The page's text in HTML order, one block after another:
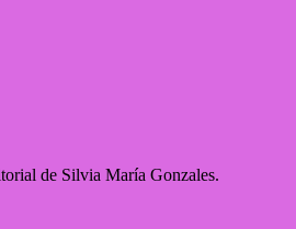
de Silvia María Gonzales.